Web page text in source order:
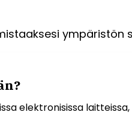
ympäristön
elektronisissa